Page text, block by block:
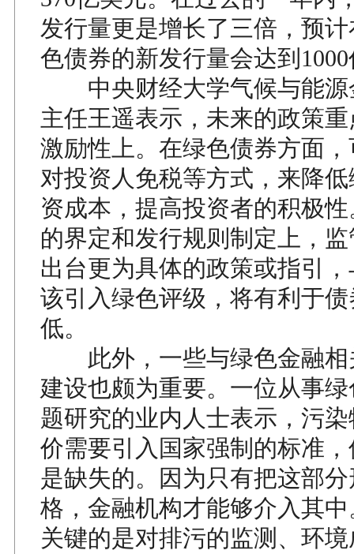
发行量更是增长了三倍，预计
色债券的新发行量会达到
中央财经大学气候与能源
主任王遥表示，未来的政策
激励性上。在绿色债券方面
对投资人免税等方式，来降
资成本，提高投资者的积极
的界定和发行规则制定上，
出台更为具体的政策或指引
该引入绿色评级，将有利于
低。
此外，一些与绿色金融相
建设也颇为重要。一位从事
题研究的业内人士表示，污
价需要引入国家强制的标准
是缺失的。因为只有把这部
格，金融机构才能够介入其
关键的是对排污的监测、环